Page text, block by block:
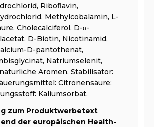
Riboflavin,
Methylcobalamin, L-
Cholecalciferol, D-α-
D-Biotin, Nicotinamid,
D-pantothenat,
Natriumselenit,
Aromen, Stabilisator:
Citronensäure;
Kaliumsorbat.
zum Produktwerbetext
der europäischen Health-